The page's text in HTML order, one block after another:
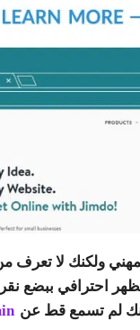
لا تعرف من
احترافي ببضع
لم تسمع قط عن